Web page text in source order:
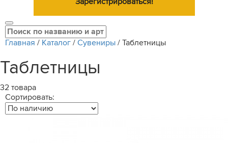
Главная / Каталог / Сувениры / Таблетницы
Таблетницы
32 товара
Сортировать: